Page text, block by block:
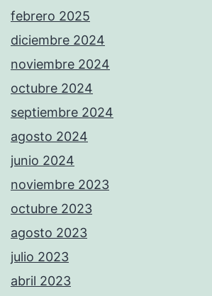
febrero 2025
diciembre 2024
noviembre 2024
octubre 2024
septiembre 2024
agosto 2024
junio 2024
noviembre 2023
octubre 2023
agosto 2023
julio 2023
abril 2023